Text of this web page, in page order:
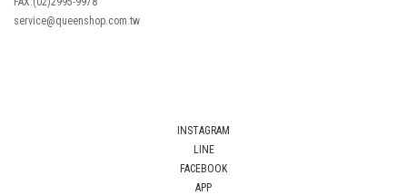
service@queenshop.com.tw
INSTAGRAM
LINE
FACEBOOK
APP